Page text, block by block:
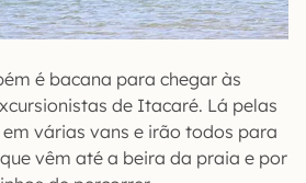
é bacana para chegar às
de Itacaré. Lá pelas
em várias vans e irão todos para
vêm até a beira da praia e por